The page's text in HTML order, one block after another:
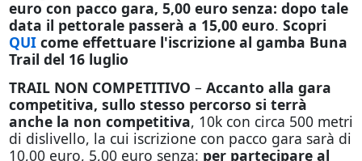
euro con pacco gara, 5,00 euro senza: dopo tale
data il pettorale passerà a 15,00 euro. Scopri
QUIcome effettuare l'iscrizione al gamba Buna
Trail del 16 luglio
TRAIL NON COMPETITIVO – Accanto alla gara
competitiva, sullo stesso percorso si terrà
anche la non competitiva, 10k con circa 500 metri
di dislivello, la cui iscrizione con pacco gara sarà di
10,00 euro, 5,00 euro senza: per partecipare al